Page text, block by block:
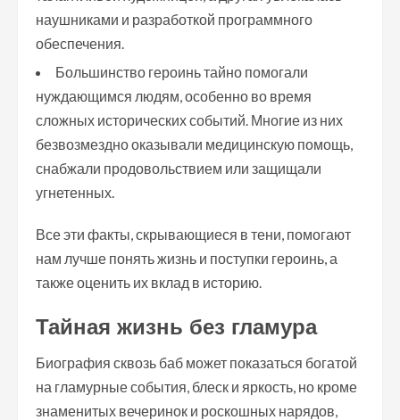
наушниками и разработкой программного
обеспечения.
Большинство героинь тайно помогали
нуждающимся людям, особенно во время
сложных исторических событий. Многие из них
безвозмездно оказывали медицинскую помощь,
снабжали продовольствием или защищали
угнетенных.
Все эти факты, скрывающиеся в тени, помогают
нам лучше понять жизнь и поступки героинь, а
также оценить их вклад в историю.
Тайная жизнь без гламура
Биография сквозь баб может показаться богатой
на гламурные события, блеск и яркость, но кроме
знаменитых вечеринок и роскошных нарядов,